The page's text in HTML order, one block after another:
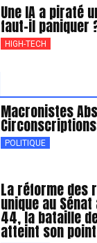
Une IA a piraté
faut-il paniquer
HIGH-TECH
Macronistes
POLITIQUE
La réforme des
unique au
44, la bataille
atteint son